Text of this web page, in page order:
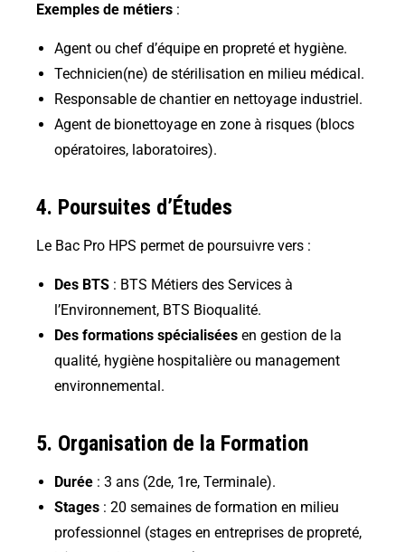
Exemples de métiers :
Agent ou chef d’équipe en propreté et hygiène.
Technicien(ne) de stérilisation en milieu médical.
Responsable de chantier en nettoyage industriel.
Agent de bionettoyage en zone à risques (blocs
opératoires, laboratoires).
4. Poursuites d’Études
Le Bac Pro HPS permet de poursuivre vers :
Des BTS : BTS Métiers des Services à
l’Environnement, BTS Bioqualité.
Des formations spécialisées en gestion de la
qualité, hygiène hospitalière ou management
environnemental.
5. Organisation de la Formation
Durée : 3 ans (2de, 1re, Terminale).
Stages : 20 semaines de formation en milieu
professionnel (stages en entreprises de propreté,